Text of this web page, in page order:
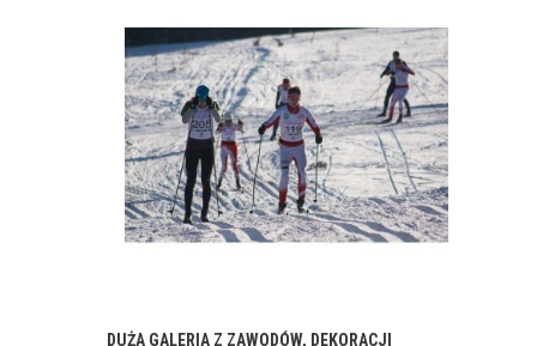
DUŻA GALERIA Z ZAWODÓW, DEKORACJI